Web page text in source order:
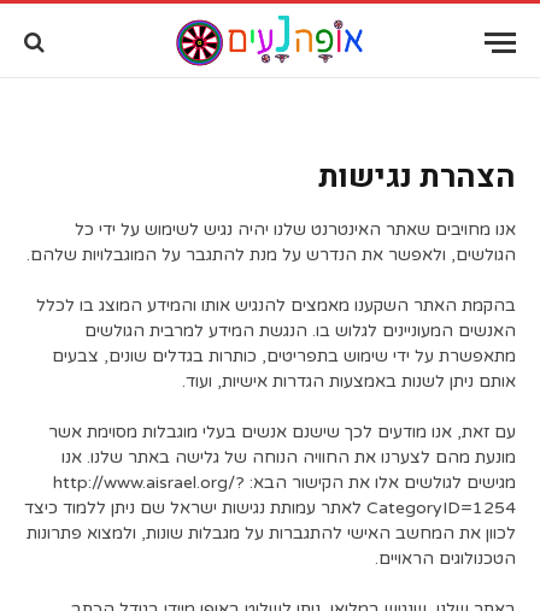
"נָגִישׁ
בִּקְלִיק"
לִנְגִישׁוּת
הָאֲתָר.
הצהרת נגישות
אנו מחויבים שאתר האינטרנט שלנו יהיה נגיש לשימוש על ידי כל
הגולשים, ולאפשר את הנדרש על מנת להתגבר על המוגבלויות שלהם.
בהקמת האתר השקענו מאמצים להנגיש אותו והמידע המוצג בו לכלל
האנשים המעוניינים לגלוש בו. הנגשת המידע למרבית הגולשים
מתאפשרת על ידי שימוש בתפריטים, כותרות בגדלים שונים, צבעים
אותם ניתן לשנות באמצעות הגדרות אישיות, ועוד.
עם זאת, אנו מודעים לכך שישנם אנשים בעלי מוגבלות מסוימת אשר
מונעת מהם לצערנו את החוויה הנוחה של גלישה באתר שלנו. אנו
מגישים לגולשים אלו את הקישור הבא: http://www.aisrael.org/?
CategoryID=1254 לאתר עמותת נגישות ישראל שם ניתן ללמוד כיצד
לכוון את המחשב האישי להתגברות על מגבלות שונות, ולמצוא פתרונות
הטכנולוגים הראויים.